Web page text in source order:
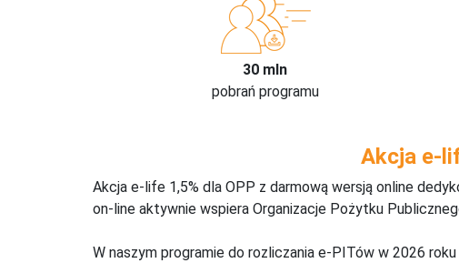
30 mln
pobrań programu
Akcja e-
Akcja e-life 1,5% dla OPP z darmową wersją online
on-line aktywnie wspiera Organizacje Pożytku
W naszym programie do rozliczania e-PITów w 2026